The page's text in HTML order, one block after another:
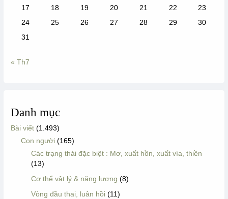
17
18 19 20 21 22
23
24
25 26 27 28 29
30
31
« Th7
Danh mục
Bài viết (1.493)
Con người (165)
Các trạng thái đặc biệt : Mơ, xuất hồn, xuất vía, thiền
(13)
Cơ thể vật lý & năng lượng (8)
Vòng đầu thai, luân hồi (11)